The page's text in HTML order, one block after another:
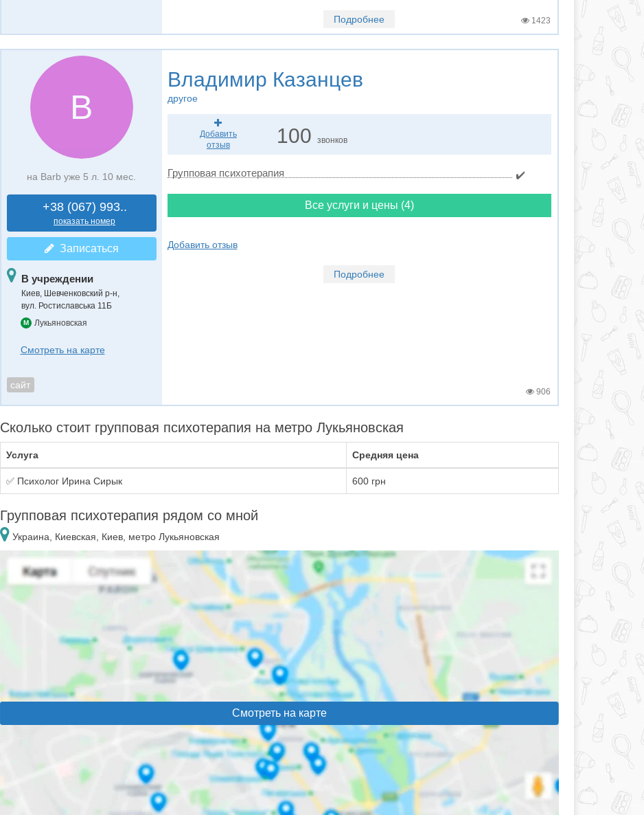
Подробнее 1423
В
на Barb уже 5 л. 10 мес.
+38 (067) 993..
показать номер
Записаться
В учреждении
Киев, Шевченковский р-н,
вул. Ростиславська 11Б
M Лукьяновская
Смотреть на карте
сайт
Владимир Казанцев
другое
Добавить
отзыв
100звонков
Групповая психотерапия ✔️
Все услуги и цены (4)
Добавить отзыв
Подробнее
906
Сколько стоит групповая психотерапия на метро Лукьяновская
Услуга Средняя цена
✅ Психолог Ирина Сирык 600 грн
Групповая психотерапия рядом со мной
Украина, Киевская, Киев, метро Лукьяновская
Смотреть на карте